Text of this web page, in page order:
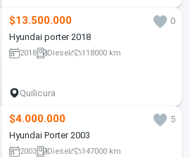
$13.500.000
0
Hyundai porter 2018
2018 Diesel 118000 km
Quilicura
$4.000.000
5
Hyundai Porter 2003
2003 Diesel 147000 km